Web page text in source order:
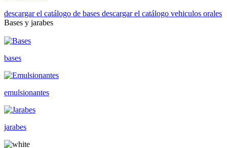
descargar el catálogo de bases descargar el catálogo vehiculos orales
Bases y jarabes
bases
emulsionantes
jarabes